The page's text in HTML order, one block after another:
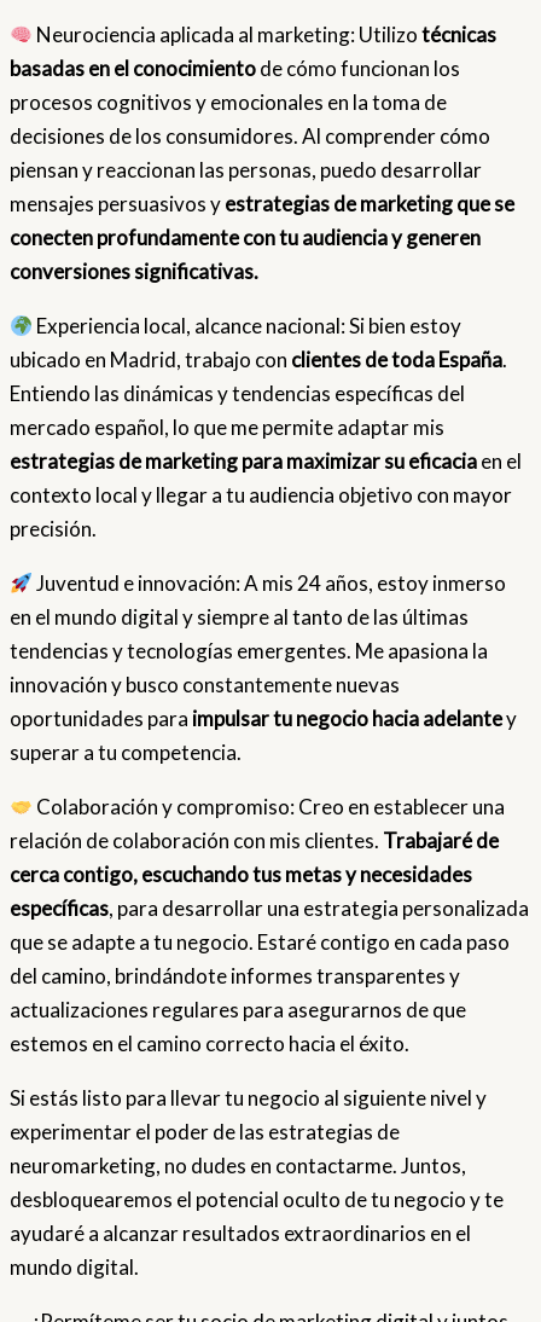
Neurociencia aplicada al marketing: Utilizotécnicas
basadas en el conocimientode cómo funcionan los
procesos cognitivos y emocionales en la toma de
decisiones de los consumidores. Al comprender cómo
piensan y reaccionan las personas, puedo desarrollar
mensajes persuasivos yestrategias de marketing que se
conecten profundamente con tu audiencia y generen
conversiones significativas.
Experiencia local, alcance nacional: Si bien estoy
ubicado en Madrid, trabajo con clientes de toda España.
Entiendo las dinámicas y tendencias específicas del
mercado español, lo que me permite adaptar mis
estrategias de marketing para maximizar su eficaciaen el
contexto local y llegar a tu audiencia objetivo con mayor
precisión.
Juventud e innovación: A mis 24 años, estoy inmerso
en el mundo digital y siempre al tanto de las últimas
tendencias y tecnologías emergentes. Me apasiona la
innovación y busco constantemente nuevas
oportunidades para impulsar tu negocio hacia adelantey
superar a tu competencia.
Colaboración y compromiso: Creo en establecer una
relación de colaboración con mis clientes. Trabajaré de
cerca contigo, escuchando tus metas y necesidades
específicas, para desarrollar una estrategia personalizada
que se adapte a tu negocio. Estaré contigo en cada paso
del camino, brindándote informes transparentes y
actualizaciones regulares para asegurarnos de que
estemos en el camino correcto hacia el éxito.
Si estás listo para llevar tu negocio al siguiente nivel y
experimentar el poder de las estrategias de
neuromarketing, no dudes en contactarme. Juntos,
desbloquearemos el potencial oculto de tu negocio y te
ayudaré a alcanzar resultados extraordinarios en el
mundo digital.